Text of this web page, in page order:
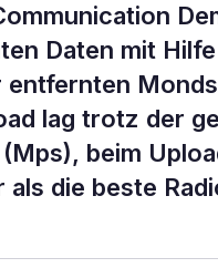
Daten mit
lag trotz der
beim
als die beste